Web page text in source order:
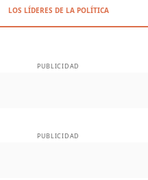
LOS LÍDERES DE LA POLÍTICA
PUBLICIDAD
PUBLICIDAD